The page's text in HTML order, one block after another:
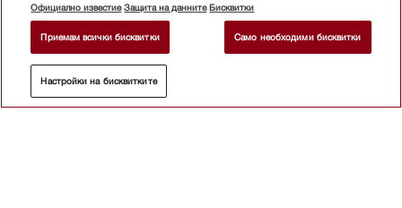
Официално известие Защита на данните Бисквитки
Приемам всички бисквитки Само необходими бисквитки
Настройки на бисквитките